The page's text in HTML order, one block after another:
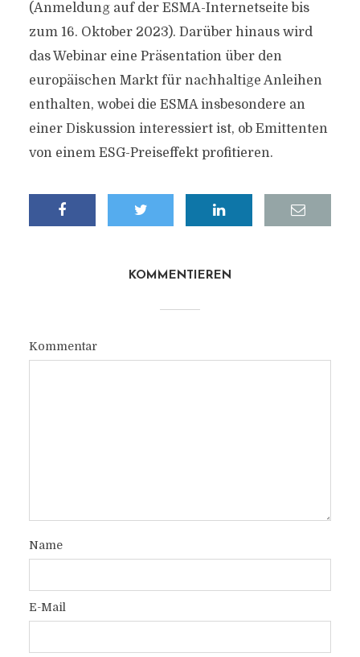
(Anmeldung auf der ESMA-Internetseite bis
zum 16. Oktober 2023). Darüber hinaus wird
das Webinar eine Präsentation über den
europäischen Markt für nachhaltige Anleihen
enthalten, wobei die ESMA insbesondere an
einer Diskussion interessiert ist, ob Emittenten
von einem ESG-Preiseffekt profitieren.
KOMMENTIEREN
Kommentar
Name
E-Mail